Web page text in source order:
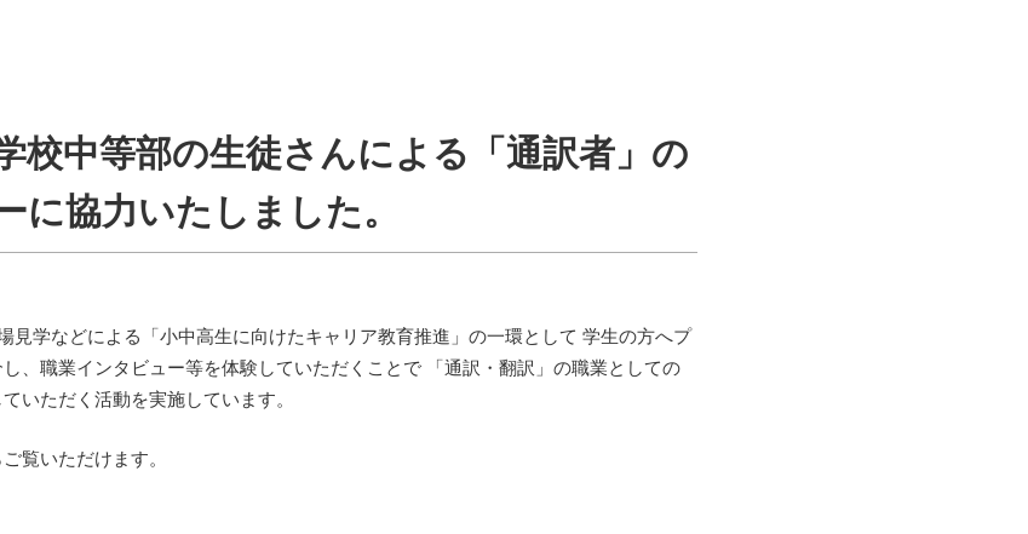
校中等部の生徒さんによる「通訳者」の
に協力いたしました。
見学などによる「小中高生に向けたキャリア教育推進」の一環として 学生の方へプ
、職業インタビュー等を体験していただくことで 「通訳・翻訳」の職業としての
いただく活動を実施しています。
覧いただけます。